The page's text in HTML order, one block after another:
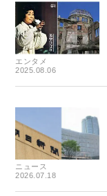
エンタメ
2025.08.06
ニュース
2026.07.18